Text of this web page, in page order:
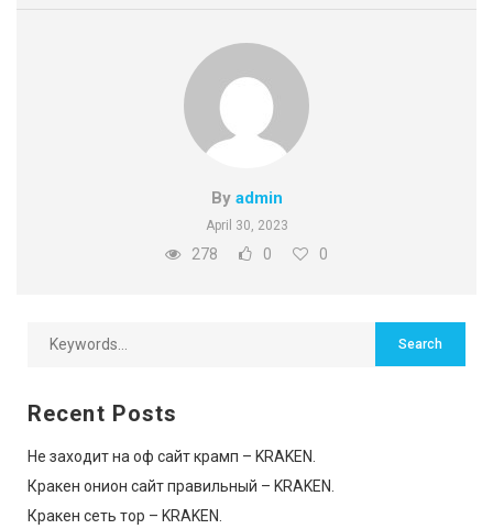
By admin
April 30, 2023
278 0 0
Recent Posts
Не заходит на оф сайт крамп – KRAKEN.
Кракен онион сайт правильный – KRAKEN.
Кракен сеть тор – KRAKEN.